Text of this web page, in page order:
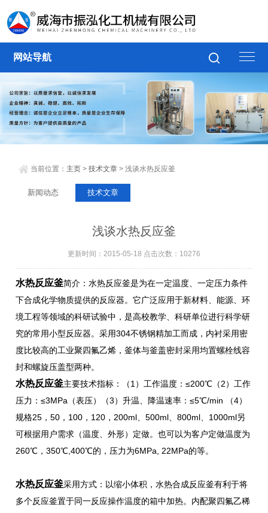
网站导航
当前位置： 主页 >技术文章 > 浅谈水热反应釜
新闻动态 技术文章
浅谈水热反应釜
更新时间：2015-05-18 点击次数：10276
水热反应釜简介：水热反应釜是为在一定温度、一定压力条件
下合成化学物质提供的反应器。它广泛应用于新材料、能源、环
境工程等领域的科研试验中，是高校教学、科研单位进行科学研
究的常用小型反应器。采用304不锈钢精加工而成，内衬采用密
度比较高的工业聚四氟乙烯，釜体与釜盖密封采用均置螺栓线容
封和螺旋压盖型两种。
水热反应釜主要技术指标：（1）工作温度：≤200℃（2）工作
压力：≤3MPa（表压）（3）升温、降温速率：≤5℃/min （4）
规格25，50，100，120，200ml、500ml、800ml、1000ml另
可根据用户需求（温度、外形）定做。也可以为客户定做温度为
260℃，350℃,400℃的，压力为6MPa, 22MPa的等。
水热反应釜采用方式：以缩小体积，水热合成反应釜有利于将
多个反应釜置于同一反应操作温度的箱中加热。内配聚四氟乙稀